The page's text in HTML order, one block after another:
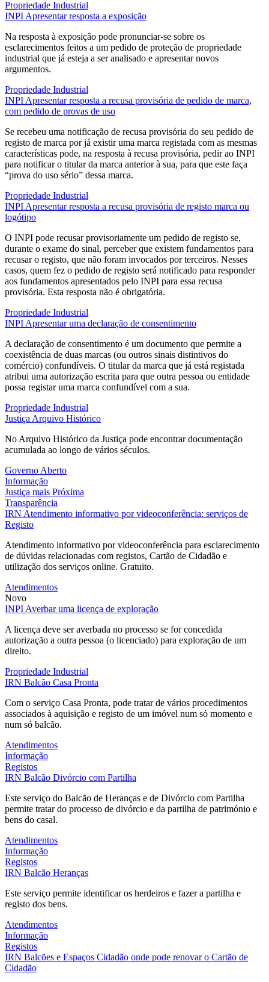
Propriedade Industrial
INPI Apresentar resposta a exposição
Na resposta à exposição pode pronunciar-se sobre os
esclarecimentos feitos a um pedido de proteção de propriedade
industrial que já esteja a ser analisado e apresentar novos
argumentos.
Propriedade Industrial
INPI Apresentar resposta a recusa provisória de pedido de marca,
com pedido de provas de uso
Se recebeu uma notificação de recusa provisória do seu pedido de
registo de marca por já existir uma marca registada com as mesmas
características pode, na resposta à recusa provisória, pedir ao INPI
para notificar o titular da marca anterior à sua, para que este faça
“prova do uso sério” dessa marca.
Propriedade Industrial
INPI Apresentar resposta a recusa provisória de registo marca ou
logótipo
O INPI pode recusar provisoriamente um pedido de registo se,
durante o exame do sinal, perceber que existem fundamentos para
recusar o registo, que não foram invocados por terceiros. Nesses
casos, quem fez o pedido de registo será notificado para responder
aos fundamentos apresentados pelo INPI para essa recusa
provisória. Esta resposta não é obrigatória.
Propriedade Industrial
INPI Apresentar uma declaração de consentimento
A declaração de consentimento é um documento que permite a
coexistência de duas marcas (ou outros sinais distintivos do
comércio) confundíveis. O titular da marca que já está registada
atribui uma autorização escrita para que outra pessoa ou entidade
possa registar uma marca confundível com a sua.
Propriedade Industrial
Justiça Arquivo Histórico
No Arquivo Histórico da Justiça pode encontrar documentação
acumulada ao longo de vários séculos.
Governo Aberto
Informação
Justiça mais Próxima
Transparência
IRN Atendimento informativo por videoconferência: serviços de
Registo
Atendimento informativo por videoconferência para esclarecimento
de dúvidas relacionadas com registos, Cartão de Cidadão e
utilização dos serviços online. Gratuito.
Atendimentos
Novo
INPI Averbar uma licença de exploração
A licença deve ser averbada no processo se for concedida
autorização a outra pessoa (o licenciado) para exploração de um
direito.
Propriedade Industrial
IRN Balcão Casa Pronta
Com o serviço Casa Pronta, pode tratar de vários procedimentos
associados à aquisição e registo de um imóvel num só momento e
num só balcão.
Atendimentos
Informação
Registos
IRN Balcão Divórcio com Partilha
Este serviço do Balcão de Heranças e de Divórcio com Partilha
permite tratar do processo de divórcio e da partilha de património e
bens do casal.
Atendimentos
Informação
Registos
IRN Balcão Heranças
Este serviço permite identificar os herdeiros e fazer a partilha e
registo dos bens.
Atendimentos
Informação
Registos
IRN Balcões e Espaços Cidadão onde pode renovar o Cartão de
Cidadão